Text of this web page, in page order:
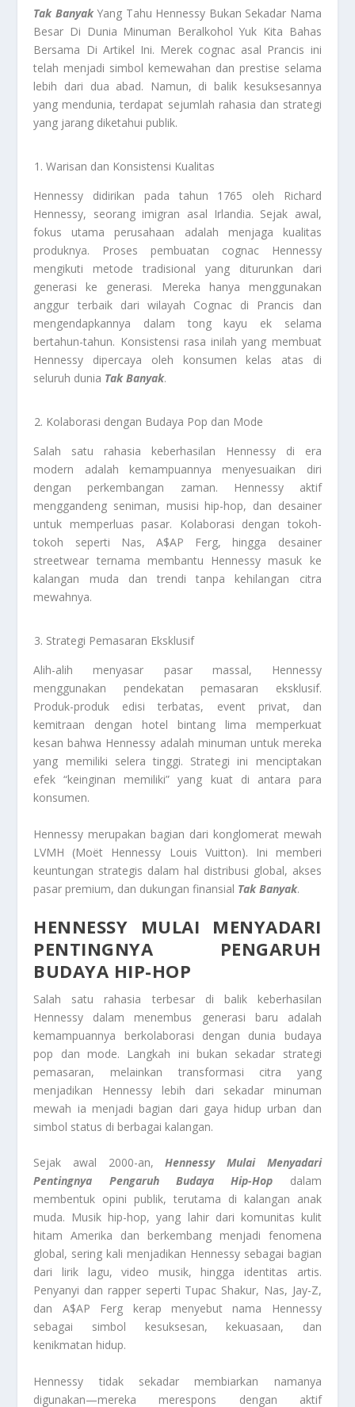
Tak BanyakYang Tahu Hennessy Bukan Sekadar Nama
Besar Di Dunia Minuman Beralkohol Yuk Kita Bahas
Bersama Di Artikel Ini. Merek cognac asal Prancis ini
telah menjadi simbol kemewahan dan prestise selama
lebih dari dua abad. Namun, di balik kesuksesannya
yang mendunia, terdapat sejumlah rahasia dan strategi
yang jarang diketahui publik.
Warisan dan Konsistensi Kualitas
Hennessy didirikan pada tahun 1765 oleh Richard
Hennessy, seorang imigran asal Irlandia. Sejak awal,
fokus utama perusahaan adalah menjaga kualitas
produknya. Proses pembuatan cognac Hennessy
mengikuti metode tradisional yang diturunkan dari
generasi ke generasi. Mereka hanya menggunakan
anggur terbaik dari wilayah Cognac di Prancis dan
mengendapkannya dalam tong kayu ek selama
bertahun-tahun. Konsistensi rasa inilah yang membuat
Hennessy dipercaya oleh konsumen kelas atas di
seluruh dunia Tak Banyak.
Kolaborasi dengan Budaya Pop dan Mode
Salah satu rahasia keberhasilan Hennessy di era
modern adalah kemampuannya menyesuaikan diri
dengan perkembangan zaman. Hennessy aktif
menggandeng seniman, musisi hip-hop, dan desainer
untuk memperluas pasar. Kolaborasi dengan tokoh-
tokoh seperti Nas, A$AP Ferg, hingga desainer
streetwear ternama membantu Hennessy masuk ke
kalangan muda dan trendi tanpa kehilangan citra
mewahnya.
Strategi Pemasaran Eksklusif
Alih-alih menyasar pasar massal, Hennessy
menggunakan pendekatan pemasaran eksklusif.
Produk-produk edisi terbatas, event privat, dan
kemitraan dengan hotel bintang lima memperkuat
kesan bahwa Hennessy adalah minuman untuk mereka
yang memiliki selera tinggi. Strategi ini menciptakan
efek “keinginan memiliki” yang kuat di antara para
konsumen.
Hennessy merupakan bagian dari konglomerat mewah
LVMH (Moët Hennessy Louis Vuitton). Ini memberi
keuntungan strategis dalam hal distribusi global, akses
pasar premium, dan dukungan finansial Tak Banyak.
HENNESSY MULAI MENYADARI
PENTINGNYA PENGARUH
BUDAYA HIP-HOP
Salah satu rahasia terbesar di balik keberhasilan
Hennessy dalam menembus generasi baru adalah
kemampuannya berkolaborasi dengan dunia budaya
pop dan mode. Langkah ini bukan sekadar strategi
pemasaran, melainkan transformasi citra yang
menjadikan Hennessy lebih dari sekadar minuman
mewah ia menjadi bagian dari gaya hidup urban dan
simbol status di berbagai kalangan.
Sejak awal 2000-an,Hennessy Mulai Menyadari
Pentingnya Pengaruh Budaya Hip-Hop dalam
membentuk opini publik, terutama di kalangan anak
muda. Musik hip-hop, yang lahir dari komunitas kulit
hitam Amerika dan berkembang menjadi fenomena
global, sering kali menjadikan Hennessy sebagai bagian
dari lirik lagu, video musik, hingga identitas artis.
Penyanyi dan rapper seperti Tupac Shakur, Nas, Jay-Z,
dan A$AP Ferg kerap menyebut nama Hennessy
sebagai simbol kesuksesan, kekuasaan, dan
kenikmatan hidup.
Hennessy tidak sekadar membiarkan namanya
digunakan—mereka merespons dengan aktif